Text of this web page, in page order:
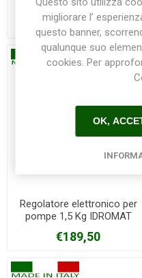
Calpeda
€260,00
Regolatore elettronico per
pompe 1,5 Kg IDROMAT
€189,50
migliorare l’
questo banner,
qualunque suo
cookies. Per
OK,